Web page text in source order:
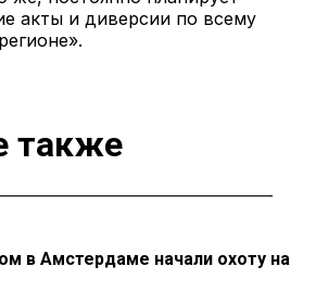
акты и диверсии по всему
также
в Амстердаме начали охоту на